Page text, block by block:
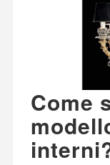
Come